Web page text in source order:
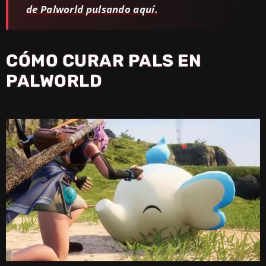
de Palworld pulsando aquí.
CÓMO CURAR PALS EN
PALWORLD